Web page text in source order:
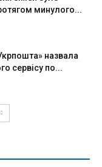
минулого...
назвала
сервісу по...